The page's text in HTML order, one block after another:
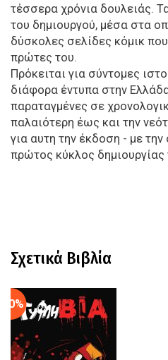
τέσσερα χρόνια δουλειάς.
του δημιουργού, μέσα στα
δύσκολες σελίδες κόμικ
πρώτες του.
Πρόκειται για σύντομες
διάφορα έντυπα στην
παραταγμένες σε
παλαιότερη έως και την
για αυτη την έκδοση - με την
πρώτος κύκλος δημιουργίας
Σχετικά Βιβλία